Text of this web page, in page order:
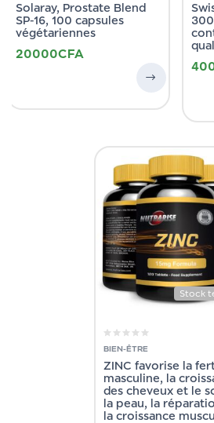
Solaray, Prostate Blend
SP-16, 100 capsules
végétariennes
20000CFA
Stock
BIEN-ÊTRE
ZINC favorise la
masculine, la
des cheveux et le
la peau, la
la croissance